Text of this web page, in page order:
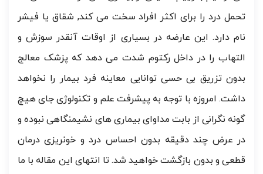
تحمل درد را برای اکثر افراد سخت می کند, شقاق یا فیشر
نام دارد. این عارضه در بسیاری از اوقات آنقدر سوزش و
التهاب را در داخل رکتوم شدت می دهد که پزشک معالج
بدون تزریق بی حسی توانایی معاینه فرد بیمار را نخواهد
داشت. امروزه با توجه به پیشرفت علم و تکنولوژی جای هیچ
گونه نگرانی از بابت مداوای بیماری های نشیمنگاهی نبوده و
در عرض چند دقیقه بدون احساس درد و خونریزی درمان
قطعی و بدون بازگشت خواهید شد. تا انتهای این مقاله با ما